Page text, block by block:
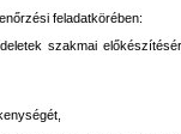
feladatkörében:
szakmai